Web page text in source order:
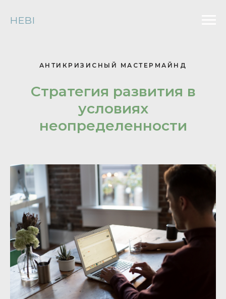
HEBI
АНТИКРИЗИСНЫЙ МАСТЕРМАЙНД
Стратегия развития в
условиях
неопределенности